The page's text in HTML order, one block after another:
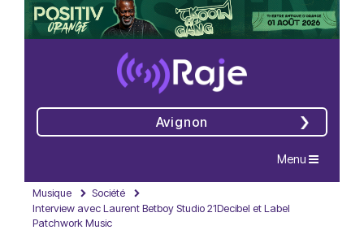
Avignon
Navigation
Menu
Musique
Société
Interview avec Laurent Betboy Studio 21Decibel et Label
Patchwork Music